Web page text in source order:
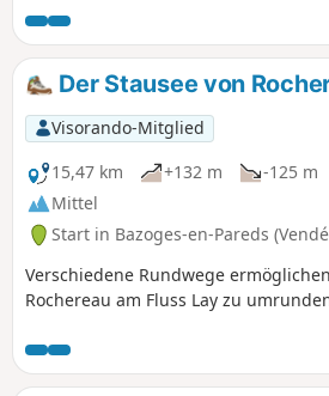
Der Stausee von
Visorando-Mitglied
15,47 km
+132 m -125 m
Mittel
Start in Bazoges-en-Pareds
Verschiedene Rundwege
Rochereau am Fluss Lay zu